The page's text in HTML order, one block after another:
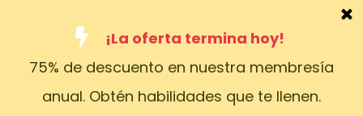
¡La oferta termina hoy!
75% de descuento en nuestra membresía
anual. Obtén habilidades que te llenen.
Cursos